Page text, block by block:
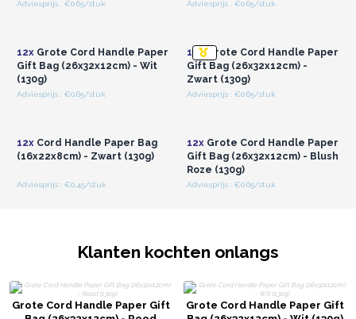
Adviesprijs : €0.65/stuk Adviesprijs : €0.65/stuk
12xGrote Cord Handle Paper
Gift Bag (26x32x12cm) - Wit
(130g)
Adviesprijs : €0.65/stuk
12xGrote Cord Handle Paper
Gift Bag (26x32x12cm) -
Zwart (130g)
Adviesprijs : €0.65/stuk
12xCord Handle Paper Bag
(16x22x8cm) - Zwart (130g)
Adviesprijs : €0.45/stuk
12xGrote Cord Handle Paper
Gift Bag (26x32x12cm) - Blush
Roze (130g)
Adviesprijs : €0.65/stuk
Klanten kochten onlangs
Grote Cord Handle Paper Gift
Grote Cord Handle Paper Gift